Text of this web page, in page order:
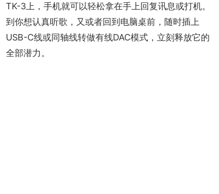
TK-3上，手机就可以轻松拿在手上回复讯息或打机。
到你想认真听歌，又或者回到电脑桌前，随时插上
USB-C线或同轴线转做有线DAC模式，立刻释放它的
全部潜力。